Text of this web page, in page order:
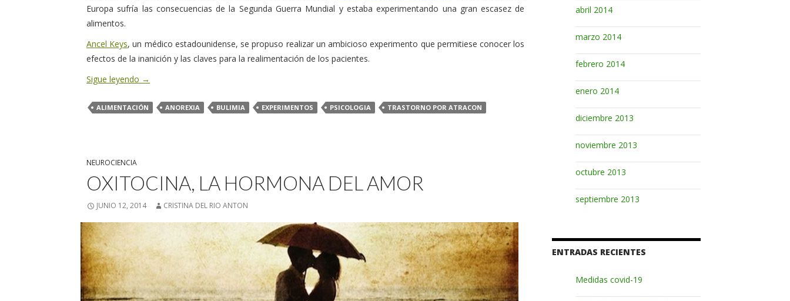
Europa sufría las consecuencias de la Segunda Guerra Mundial y estaba experimentando una gran escasez de
alimentos.
Ancel Keys, un médico estadounidense, se propuso realizar un ambicioso experimento que permitiese conocer los
efectos de la inanición y las claves para la realimentación de los pacientes.
Sigue leyendo →
ALIMENTACIÓN ANOREXIA BULIMIA EXPERIMENTOS PSICOLOGIA TRASTORNO POR ATRACON
NEUROCIENCIA
OXITOCINA, LA HORMONA DEL AMOR
JUNIO 12, 2014 CRISTINA DEL RIO ANTON
abril 2014
marzo 2014
febrero 2014
enero 2014
diciembre 2013
noviembre 2013
octubre 2013
septiembre 2013
ENTRADAS RECIENTES
Medidas covid-19